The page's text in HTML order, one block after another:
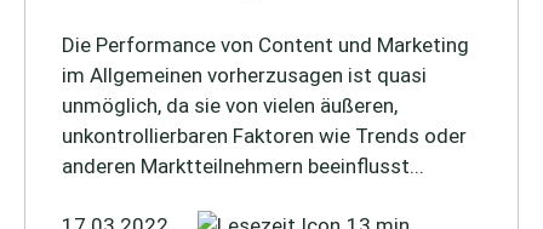
Die Performance von Content und Marketing
im Allgemeinen vorherzusagen ist quasi
unmöglich, da sie von vielen äußeren,
unkontrollierbaren Faktoren wie Trends oder
anderen Marktteilnehmern beeinflusst...